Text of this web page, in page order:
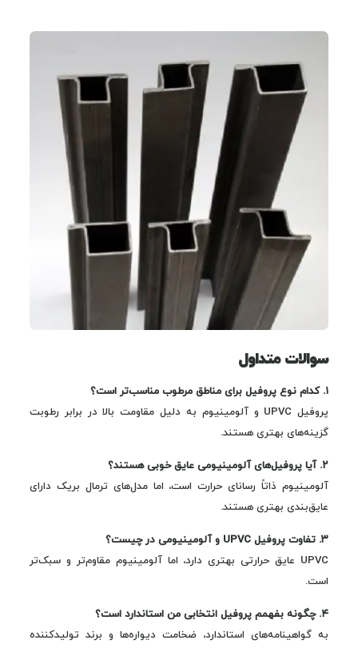
سوالات متداول
۱. کدام نوع پروفیل برای مناطق مرطوب مناسب‌تر است؟
پروفیل UPVC و آلومینیوم به دلیل مقاومت بالا در برابر رطوبت
گزینه‌های بهتری هستند.
۲. آیا پروفیل‌های آلومینیومی عایق خوبی هستند؟
آلومینیوم ذاتاً رسانای حرارت است، اما مدل‌های ترمال بریک دارای
عایق‌بندی بهتری هستند.
۳. تفاوت پروفیل UPVC و آلومینیومی در چیست؟
UPVC عایق حرارتی بهتری دارد، اما آلومینیوم مقاوم‌تر و سبک‌تر
است.
۴. چگونه بفهمم پروفیل انتخابی من استاندارد است؟
به گواهینامه‌های استاندارد، ضخامت دیواره‌ها و برند تولیدکننده